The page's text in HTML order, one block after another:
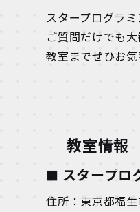
スタープログラ
ご質問だけでも大
教室までぜひお
教室情報
スタープロ
住所：東京都福